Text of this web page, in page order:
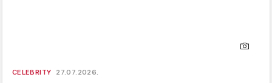
CELEBRITY 27.07.2026.